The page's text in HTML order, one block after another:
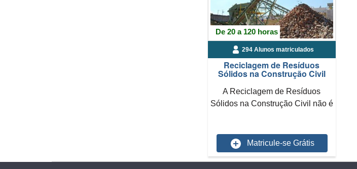
De 20 a 120 horas
294 Alunos matriculados
Reciclagem de Resíduos
Sólidos na Construção Civil
A Reciclagem de Resíduos
Sólidos na Construção Civil não é
Matricule-se Grátis